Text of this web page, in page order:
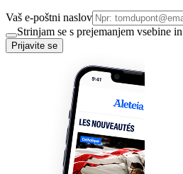
Vaš e-poštni naslov
Strinjam se s prejemanjem vsebine in
Prijavite se